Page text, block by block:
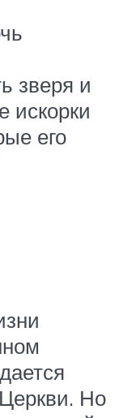
зверя и
искорки
его
Но